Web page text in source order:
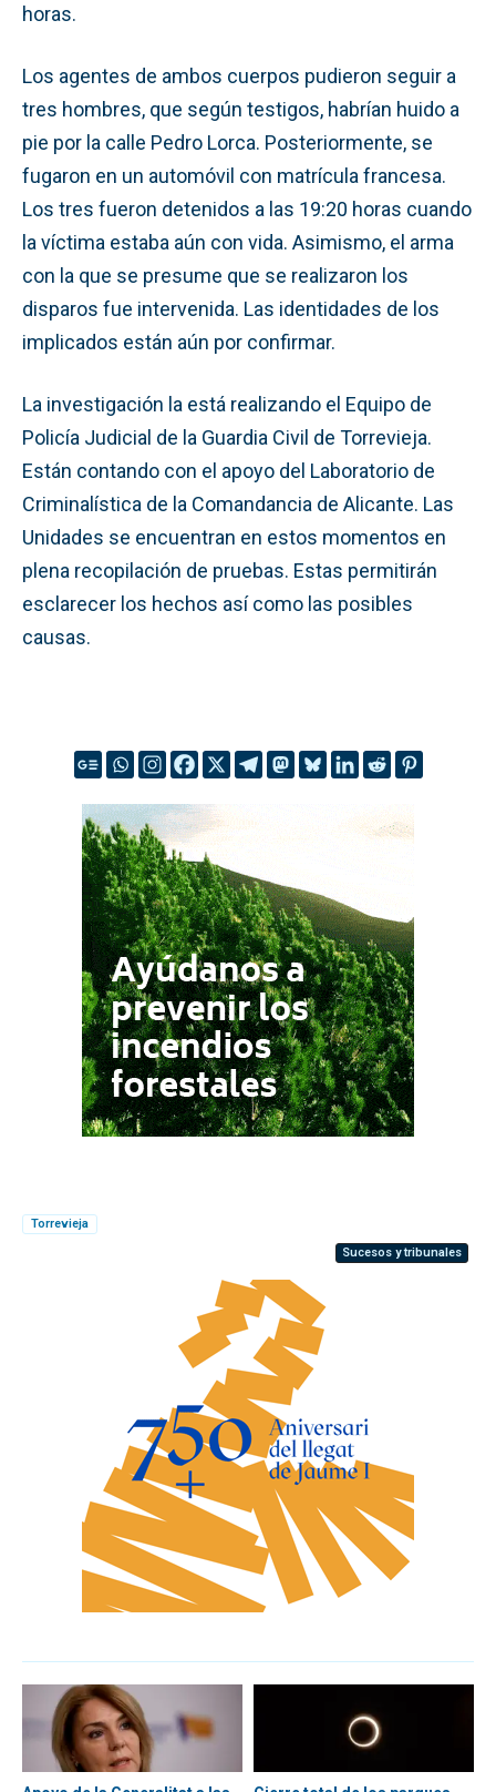
horas.
Los agentes de ambos cuerpos pudieron seguir a
tres hombres, que según testigos, habrían huido a
pie por la calle Pedro Lorca. Posteriormente, se
fugaron en un automóvil con matrícula francesa.
Los tres fueron detenidos a las 19:20 horas cuando
la víctima estaba aún con vida. Asimismo, el arma
con la que se presume que se realizaron los
disparos fue intervenida. Las identidades de los
implicados están aún por confirmar.
La investigación la está realizando el Equipo de
Policía Judicial de la Guardia Civil de Torrevieja.
Están contando con el apoyo del Laboratorio de
Criminalística de la Comandancia de Alicante. Las
Unidades se encuentran en estos momentos en
plena recopilación de pruebas. Estas permitirán
esclarecer los hechos así como las posibles
causas.
Torrevieja
Sucesos y tribunales